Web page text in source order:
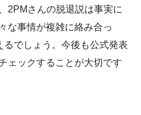
2PMさんの脱退説は事実に
な事情が複雑に絡み合っ
るでしょう。今後も公式発表
ェックすることが大切です